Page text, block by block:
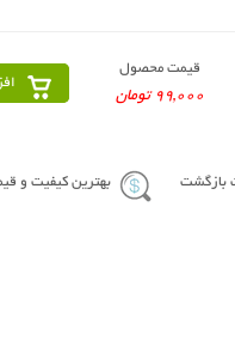
قیمت محصول
99,000 تومان
بازگشت بهترین کیفیت و